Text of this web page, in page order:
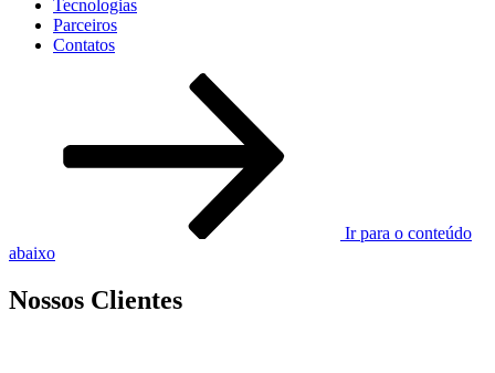
Tecnologias
Parceiros
Contatos
Ir para o conteúdo
abaixo
Nossos Clientes